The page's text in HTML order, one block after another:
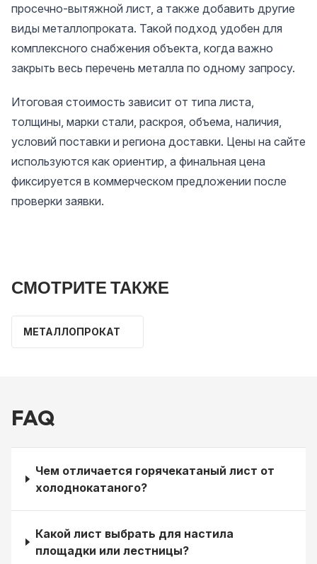
просечно-вытяжной лист, а также добавить другие
виды металлопроката. Такой подход удобен для
комплексного снабжения объекта, когда важно
закрыть весь перечень металла по одному запросу.
Итоговая стоимость зависит от типа листа,
толщины, марки стали, раскроя, объема, наличия,
условий поставки и региона доставки. Цены на сайте
используются как ориентир, а финальная цена
фиксируется в коммерческом предложении после
проверки заявки.
СМОТРИТЕ ТАКЖЕ
МЕТАЛЛОПРОКАТ
FAQ
Чем отличается горячекатаный лист от
холоднокатаного?
Какой лист выбрать для настила
площадки или лестницы?